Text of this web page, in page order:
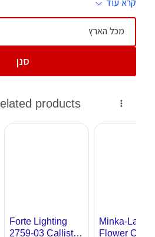
להחליף גופי תאורה רבים, אם יש לכם
לכם אם אין לכם, גשו לחנויות
ישמחו לייעץ לכם בכל שאלה או עניין.
קרא עוד
מכל הארץ
סנן